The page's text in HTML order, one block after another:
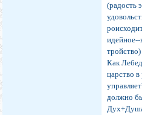
(радость
идейное--
тройство)
Как
царство
должно